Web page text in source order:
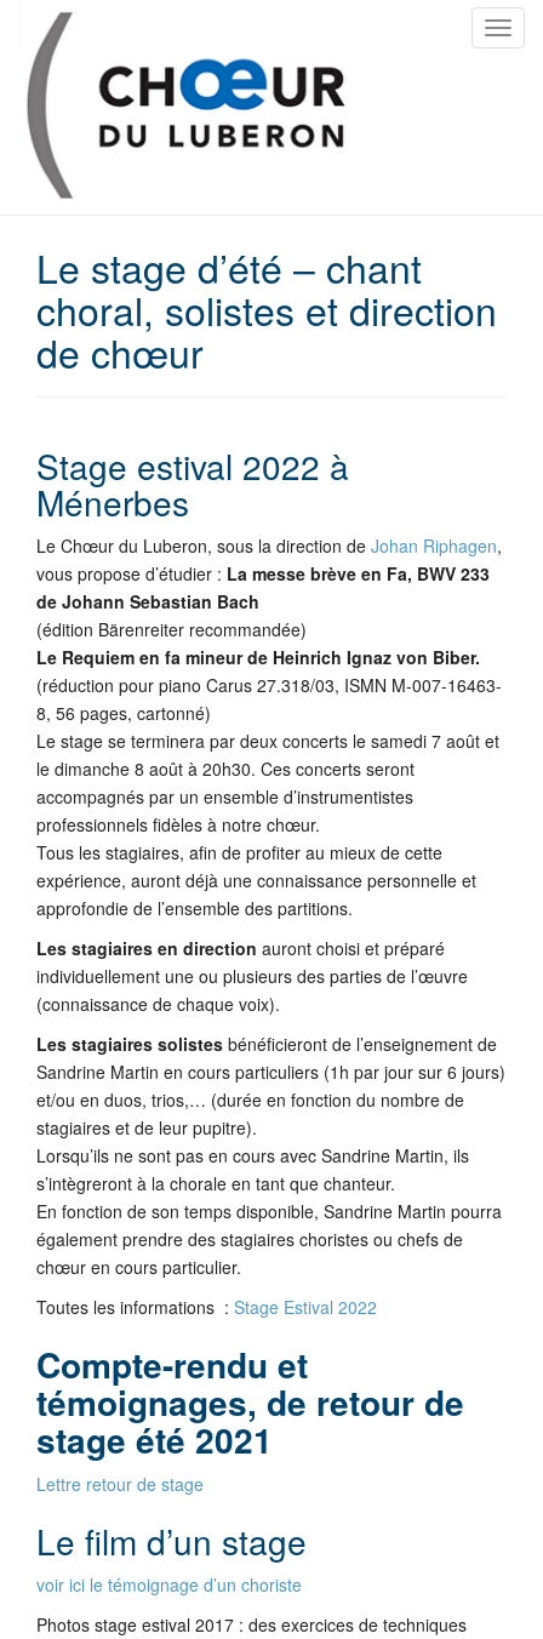
T
Le stage d’été – chant
choral, solistes et direction
de chœur
Stage estival 2022 à
Ménerbes
Le Chœur du Luberon, sous la direction de Johan Riphagen,
vous propose d’étudier : La messe brève en Fa, BWV 233
de Johann Sebastian Bach
(édition Bärenreiter recommandée)
Le Requiem en fa mineur de Heinrich Ignaz von Biber.
(réduction pour piano Carus 27.318/03, ISMN M-007-16463-
8, 56 pages, cartonné)
Le stage se terminera par deux concerts le samedi 7 août et
le dimanche 8 août à 20h30. Ces concerts seront
accompagnés par un ensemble d’instrumentistes
professionnels fidèles à notre chœur.
Tous les stagiaires, afin de profiter au mieux de cette
expérience, auront déjà une connaissance personnelle et
approfondie de l’ensemble des partitions.
Les stagiaires en direction auront choisi et préparé
individuellement une ou plusieurs des parties de l’œuvre
(connaissance de chaque voix).
Les stagiaires solistes bénéficieront de l’enseignement de
Sandrine Martin en cours particuliers (1h par jour sur 6 jours)
et/ou en duos, trios,… (durée en fonction du nombre de
stagiaires et de leur pupitre).
Lorsqu’ils ne sont pas en cours avec Sandrine Martin, ils
s’intègreront à la chorale en tant que chanteur.
En fonction de son temps disponible, Sandrine Martin pourra
également prendre des stagiaires choristes ou chefs de
chœur en cours particulier.
Toutes les informations : Stage Estival 2022
Compte-rendu et
témoignages, de retour de
stage été 2021
Lettre retour de stage
Le film d’un stage
voir ici le témoignage d’un choriste
Photos stage estival 2017 : des exercices de techniques